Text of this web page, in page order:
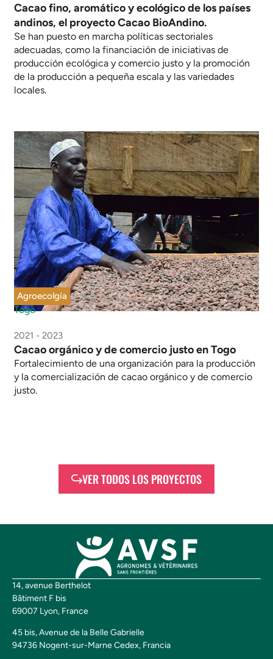
Cacao fino, aromático y ecológico de los países
andinos, el proyecto Cacao BioAndino.
Se han puesto en marcha políticas sectoriales
adecuadas, como la financiación de iniciativas de
producción ecológica y comercio justo y la promoción
de la producción a pequeña escala y las variedades
locales.
Agroecolgía
Togo
2021 - 2023
Cacao orgánico y de comercio justo en Togo
Fortalecimiento de una organización para la producción
y la comercialización de cacao orgánico y de comercio
justo.
VER TODOS LOS PROYECTOS
14, avenue Berthelot
Bâtiment F bis
69007 Lyon, France
45 bis, Avenue de la Belle Gabrielle
94736 Nogent-sur-Marne Cedex, Francia